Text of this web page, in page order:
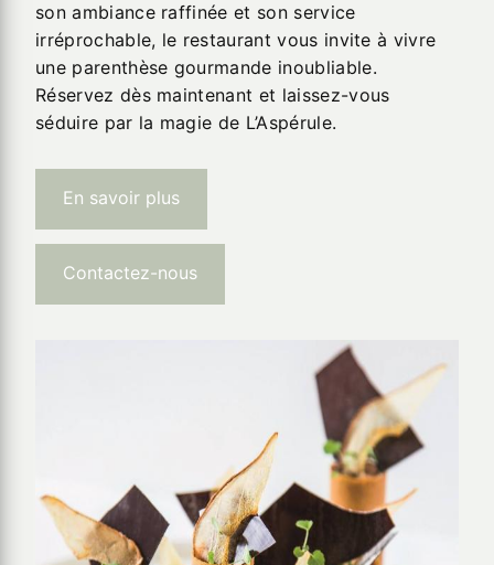
son ambiance raffinée et son service
irréprochable, le restaurant vous invite à vivre
une parenthèse gourmande inoubliable.
Réservez dès maintenant et laissez-vous
séduire par la magie de L’Aspérule.
En savoir plus
Contactez-nous